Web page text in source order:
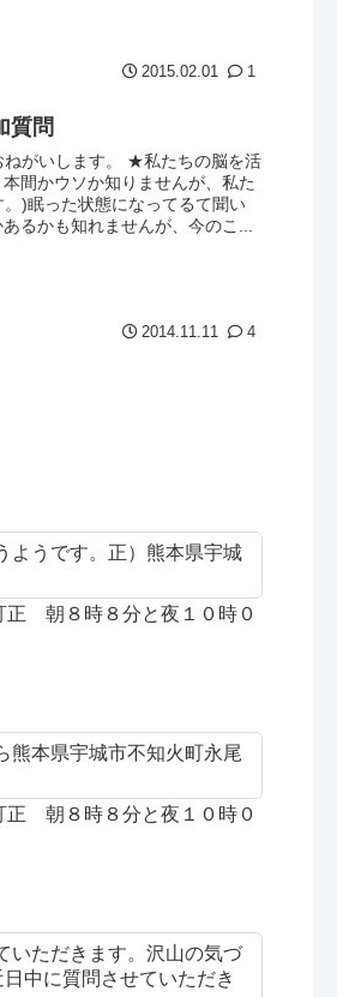
2015.02.01 1
問
がいします。 ★私たちの脳を活
間かウソか知りませんが、私た
)眠った状態になってるて聞い
るかも知れませんが、今のこ...
2014.11.11 4
ようです。正）熊本県宇城
正 朝８時８分と夜１０時０
熊本県宇城市不知火町永尾
正 朝８時８分と夜１０時０
いただきます。沢山の気づ
日中に質問させていただき